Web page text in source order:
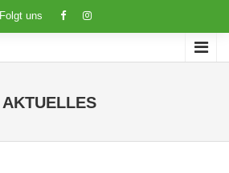
Folgt uns
AKTUELLES